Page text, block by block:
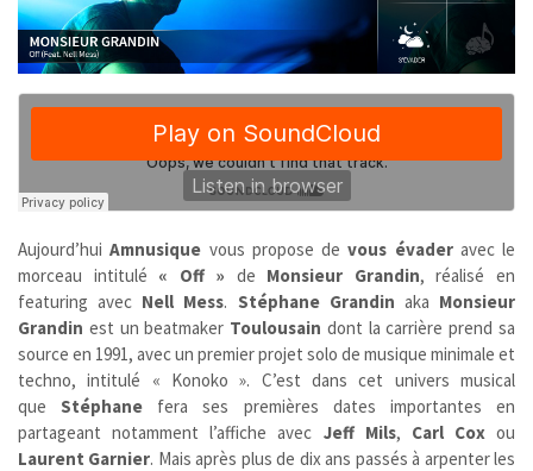
Aujourd’huiAmnusique vous propose devous évaderavec le
morceau intitulé « Off » de Monsieur Grandin, réalisé en
featuring avec Nell Mess. Stéphane Grandin aka Monsieur
Grandin est un beatmaker Toulousain dont la carrière prend sa
source en 1991, avec un premier projet solo de musique minimale et
techno, intitulé « Konoko ». C’est dans cet univers musical
queStéphane fera ses premières dates importantes en
partageant notamment l’affiche avec Jeff Mils, Carl Coxou
Laurent Garnier. Mais après plus de dix ans passés à arpenter les